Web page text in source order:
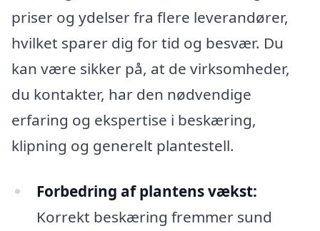
priser og ydelser fra flere leverandører,
hvilket sparer dig for tid og besvær. Du
kan være sikker på, at de virksomheder,
du kontakter, har den nødvendige
erfaring og ekspertise i beskæring,
klipning og generelt plantestell.
Forbedring af plantens vækst:
Korrekt beskæring fremmer sund